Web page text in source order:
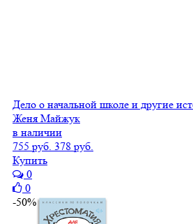
Дело о начальной школе и другие
Женя Майжук
в наличии
755 руб. 378 руб.
Купить
0
0
-50%